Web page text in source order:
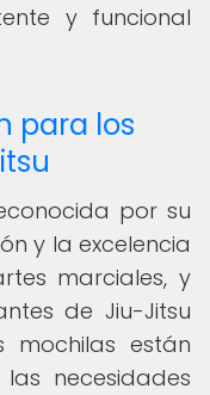
y funcional
para los
por su
y la excelencia
marciales, y
de Jiu-Jitsu
mochilas están
necesidades